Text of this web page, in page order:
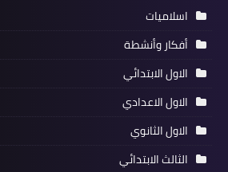
اسلاميات
أفكار وأنشطة
الاول الابتدائي
الاول الاعدادي
الاول الثانوي
الثالث الابتدائي